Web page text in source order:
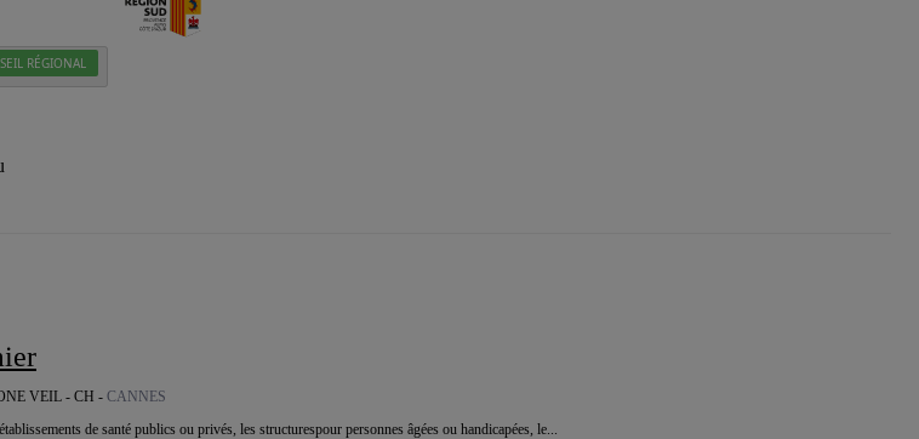
RÉGIONAL
VEIL - CH - CANNES
de santé publics ou privés, les structurespour personnes âgées ou handicapées, le...